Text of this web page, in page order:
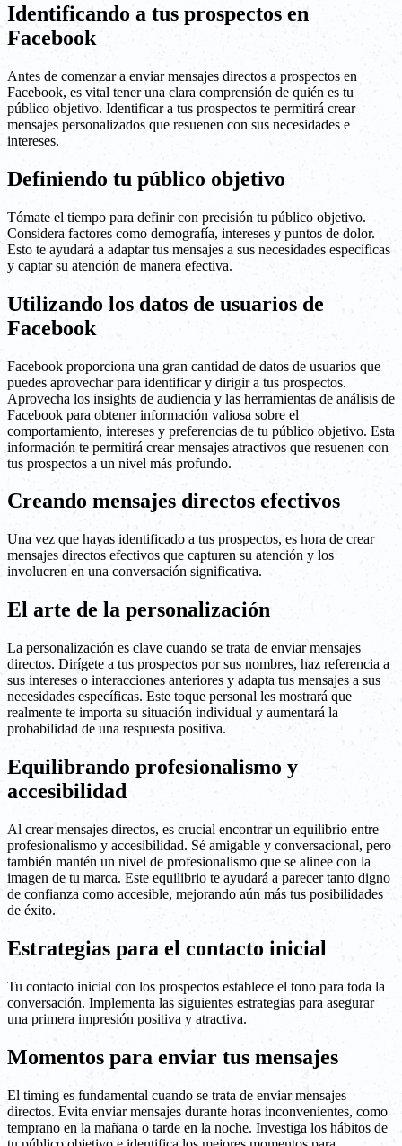
Identificando a tus prospectos en
Facebook
Antes de comenzar a enviar mensajes directos a prospectos en
Facebook, es vital tener una clara comprensión de quién es tu
público objetivo. Identificar a tus prospectos te permitirá crear
mensajes personalizados que resuenen con sus necesidades e
intereses.
Definiendo tu público objetivo
Tómate el tiempo para definir con precisión tu público objetivo.
Considera factores como demografía, intereses y puntos de dolor.
Esto te ayudará a adaptar tus mensajes a sus necesidades específicas
y captar su atención de manera efectiva.
Utilizando los datos de usuarios de
Facebook
Facebook proporciona una gran cantidad de datos de usuarios que
puedes aprovechar para identificar y dirigir a tus prospectos.
Aprovecha los insights de audiencia y las herramientas de análisis de
Facebook para obtener información valiosa sobre el
comportamiento, intereses y preferencias de tu público objetivo. Esta
información te permitirá crear mensajes atractivos que resuenen con
tus prospectos a un nivel más profundo.
Creando mensajes directos efectivos
Una vez que hayas identificado a tus prospectos, es hora de crear
mensajes directos efectivos que capturen su atención y los
involucren en una conversación significativa.
El arte de la personalización
La personalización es clave cuando se trata de enviar mensajes
directos. Dirígete a tus prospectos por sus nombres, haz referencia a
sus intereses o interacciones anteriores y adapta tus mensajes a sus
necesidades específicas. Este toque personal les mostrará que
realmente te importa su situación individual y aumentará la
probabilidad de una respuesta positiva.
Equilibrando profesionalismo y
accesibilidad
Al crear mensajes directos, es crucial encontrar un equilibrio entre
profesionalismo y accesibilidad. Sé amigable y conversacional, pero
también mantén un nivel de profesionalismo que se alinee con la
imagen de tu marca. Este equilibrio te ayudará a parecer tanto digno
de confianza como accesible, mejorando aún más tus posibilidades
de éxito.
Estrategias para el contacto inicial
Tu contacto inicial con los prospectos establece el tono para toda la
conversación. Implementa las siguientes estrategias para asegurar
una primera impresión positiva y atractiva.
Momentos para enviar tus mensajes
El timing es fundamental cuando se trata de enviar mensajes
directos. Evita enviar mensajes durante horas inconvenientes, como
temprano en la mañana o tarde en la noche. Investiga los hábitos de